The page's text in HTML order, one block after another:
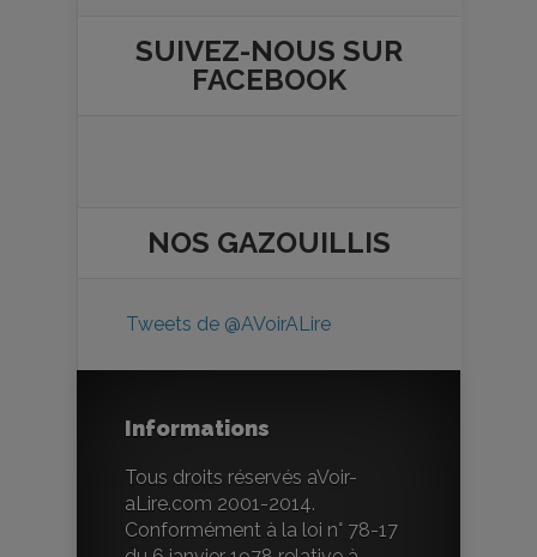
SUIVEZ-NOUS SUR
FACEBOOK
NOS GAZOUILLIS
Tweets de @AVoirALire
Informations
Tous droits réservés aVoir-
aLire.com 2001-2014.
Conformément à la loi n° 78-17